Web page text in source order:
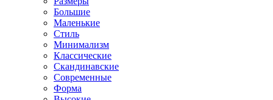
Большие
Маленькие
Стиль
Минимализм
Классические
Скандинавские
Современные
Форма